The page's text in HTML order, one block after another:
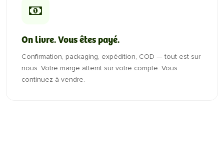
On livre. Vous êtes payé.
Confirmation, packaging, expédition, COD — tout est sur
nous. Votre marge atterrit sur votre compte. Vous
continuez à vendre.